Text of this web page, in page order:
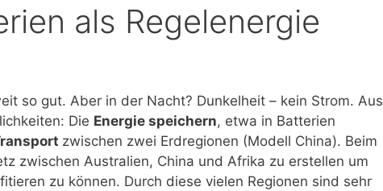
als Regelenergie
so gut. Aber in der Nacht? Dunkelheit – kein Strom. Aus
Die Energie speichern, etwa in Batterien
zwischen zwei Erdregionen (Modell China). Beim
zwischen Australien, China und Afrika zu erstellen um
zu können. Durch diese vielen Regionen sind sehr